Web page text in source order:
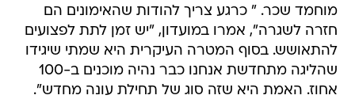
מוחמד שכר. " כרגע צריך להודות שהאימונים הם
חזרה לשגרה", אמרו במועדון, "יש זמן לתת לפצועים
להתאושש. בסוף המטרה העיקרית היא שמתי שיגידו
שהליגה מתחדשת אנחנו כבר נהיה מוכנים ב-100
אחוז. האמת היא שזה סוג של תחילת עונה מחדש".